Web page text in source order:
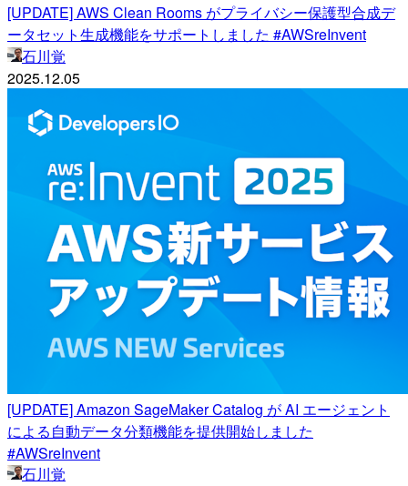
[UPDATE] AWS Clean Rooms がプライバシー保護型合成デ
ータセット生成機能をサポートしました #AWSreInvent
石川覚
2025.12.05
[UPDATE] Amazon SageMaker Catalog が AI エージェント
による自動データ分類機能を提供開始しました
#AWSreInvent
石川覚